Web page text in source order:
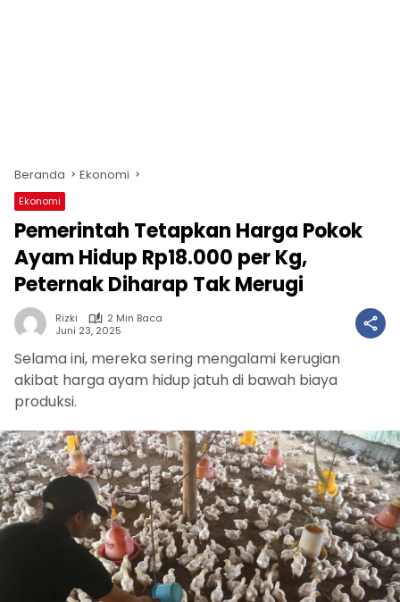
Beranda Ekonomi
Ekonomi
Pemerintah Tetapkan Harga Pokok
Ayam Hidup Rp18.000 per Kg,
Peternak Diharap Tak Merugi
Rizki
2 Min Baca
Juni 23, 2025
Selama ini, mereka sering mengalami kerugian
akibat harga ayam hidup jatuh di bawah biaya
produksi.